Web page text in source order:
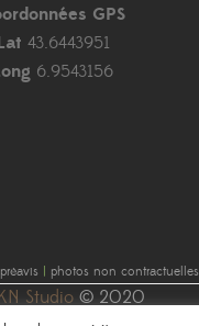
GPS
43.6443951
6.9543156
| photos non contractuelles
Studio© 2020